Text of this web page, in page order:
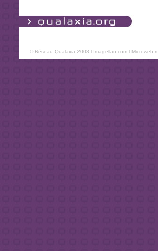
© Réseau Qualaxia 2008 l Imagellan.coml Microweb-